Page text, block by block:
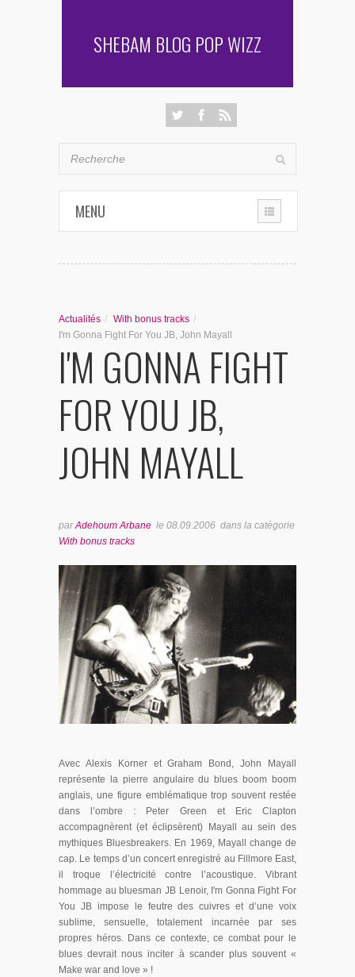
SHEBAM BLOG POP WIZZ
MENU
PENSÉES & AUTRES AVENTURES
BONUS TRACKS
Actualités / With bonus tracks /
I'm Gonna Fight For You JB, John Mayall
I'M GONNA FIGHT
FOR YOU JB,
JOHN MAYALL
parAdehoum Arbane le 08.09.2006 dans la catégorie
With bonus tracks
Avec Alexis Korner et Graham Bond, John Mayall
représente la pierre angulaire du blues boom boom
anglais, une figure emblématique trop souvent restée
dans l’ombre : Peter Green et Eric Clapton
accompagnèrent (et éclipsèrent) Mayall au sein des
mythiques Bluesbreakers. En 1969, Mayall change de
cap. Le temps d’un concert enregistré au Fillmore East,
il troque l’électricité contre l’acoustique. Vibrant
hommage au bluesman JB Lenoir, I'm Gonna Fight For
You JB impose le feutre des cuivres et d’une voix
sublime, sensuelle, totalement incarnée par ses
propres héros. Dans ce contexte, ce combat pour le
blues devrait nous inciter à scander plus souvent «
Make war and love » !